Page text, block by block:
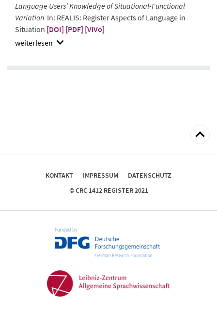
Language Users’ Knowledge of Situational-Functional
Variation In: REALIS: Register Aspects of Language in
Situation [DOI] [PDF] [ViVo]
show
zum
KONTAKT IMPRESSUM
DATENSCHUTZ
© CRC 1412 REGISTER 2021